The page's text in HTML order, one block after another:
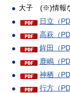
大子
(※)情報
日立（
高萩（
鉾田（
鹿嶋（
神栖（
行方（